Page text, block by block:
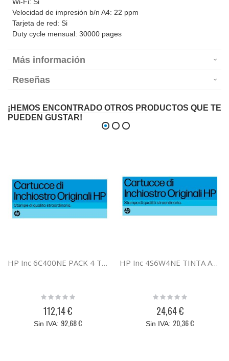
Wi-Fi: Si
Velocidad de impresión b/n A4: 22 ppm
Tarjeta de red: Si
Duty cycle mensual: 30000 pages
Más información
Reseñas
¡HEMOS ENCONTRADO OTROS PRODUCTOS QUE TE
PUEDEN GUSTAR!
HP Inc 6C400NE PACK 4 TINTAS CMYK HP 937
Rating:
112,14 €
92,68 €
HP Inc 4S6W4NE TINTA AMARILLO HP 937
Rating:
24,64 €
20,36 €